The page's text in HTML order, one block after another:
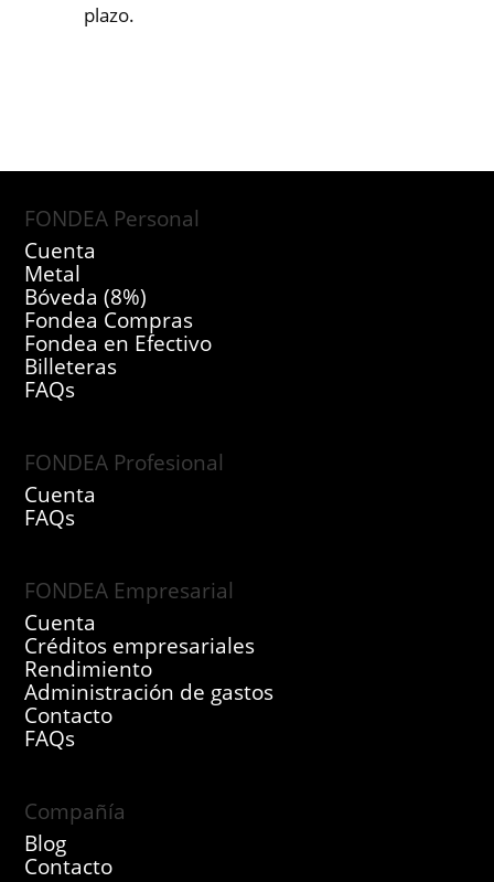
plazo.
FONDEA Personal
Cuenta
Metal
Bóveda (8%)
Fondea Compras
Fondea en Efectivo
Billeteras
FAQs
FONDEA Profesional
Cuenta
FAQs
FONDEA Empresarial
Cuenta
Créditos empresariales
Rendimiento
Administración de gastos
Contacto
FAQs
Compañía
Blog
Contacto